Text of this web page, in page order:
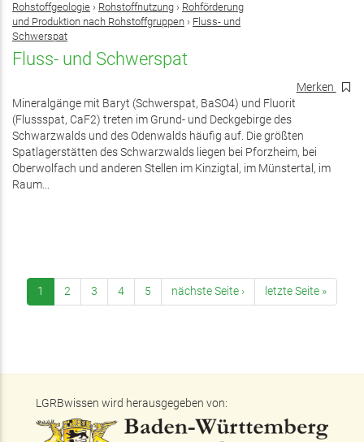
Rohstoffgeologie › Rohstoffnutzung › Rohförderung
und Produktion nach Rohstoffgruppen › Fluss- und
Schwerspat
Fluss- und Schwerspat
Merken
Mineralgänge mit Baryt (Schwerspat, BaSO4) und Fluorit
(Flussspat, CaF2) treten im Grund- und Deckgebirge des
Schwarzwalds und des Odenwalds häufig auf. Die größten
Spatlagerstätten des Schwarzwalds liegen bei Pforzheim, bei
Oberwolfach und anderen Stellen im Kinzigtal, im Münstertal, im
Raum...
1 2 3 4 5 nächste Seite › letzte Seite »
LGRBwissen wird herausgegeben von: